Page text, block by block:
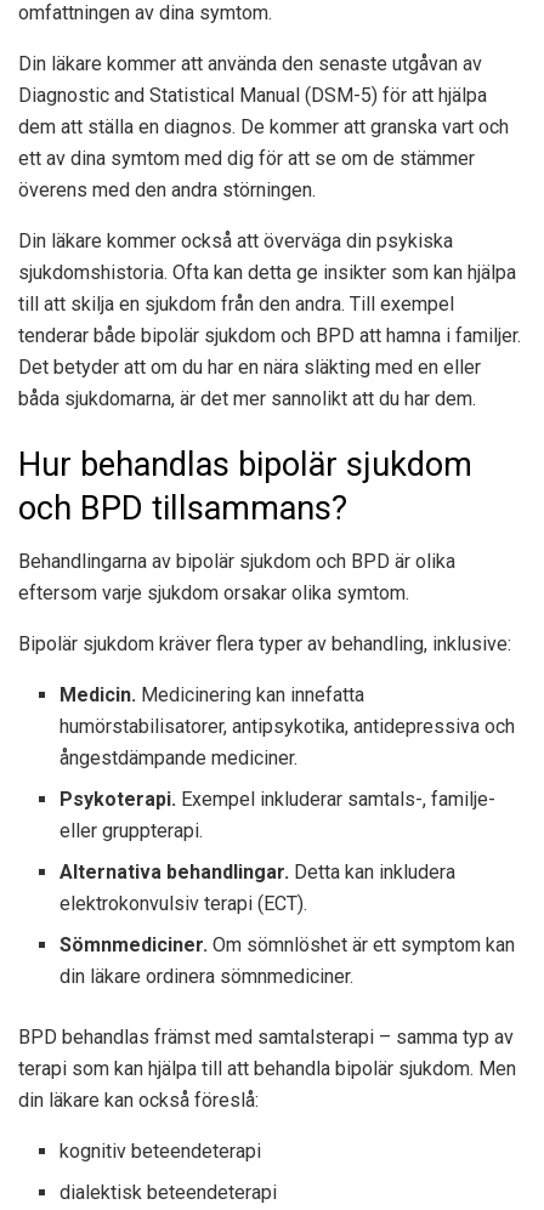
omfattningen av dina symtom.
Din läkare kommer att använda den senaste utgåvan av
Diagnostic and Statistical Manual (DSM-5) för att hjälpa
dem att ställa en diagnos. De kommer att granska vart och
ett av dina symtom med dig för att se om de stämmer
överens med den andra störningen.
Din läkare kommer också att överväga din psykiska
sjukdomshistoria. Ofta kan detta ge insikter som kan hjälpa
till att skilja en sjukdom från den andra. Till exempel
tenderar både bipolär sjukdom och BPD att hamna i familjer.
Det betyder att om du har en nära släkting med en eller
båda sjukdomarna, är det mer sannolikt att du har dem.
Hur behandlas bipolär sjukdom
och BPD tillsammans?
Behandlingarna av bipolär sjukdom och BPD är olika
eftersom varje sjukdom orsakar olika symtom.
Bipolär sjukdom kräver flera typer av behandling, inklusive:
Medicin. Medicinering kan innefatta
humörstabilisatorer, antipsykotika, antidepressiva och
ångestdämpande mediciner.
Psykoterapi. Exempel inkluderar samtals-, familje-
eller gruppterapi.
Alternativa behandlingar. Detta kan inkludera
elektrokonvulsiv terapi (ECT).
Sömnmediciner. Om sömnlöshet är ett symptom kan
din läkare ordinera sömnmediciner.
BPD behandlas främst med samtalsterapi – samma typ av
terapi som kan hjälpa till att behandla bipolär sjukdom. Men
din läkare kan också föreslå:
kognitiv beteendeterapi
dialektisk beteendeterapi